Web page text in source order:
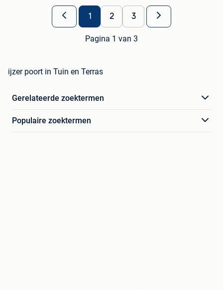
1 2 3
Pagina 1 van 3
ijzer poort in Tuin en Terras
Gerelateerde zoektermen
Populaire zoektermen